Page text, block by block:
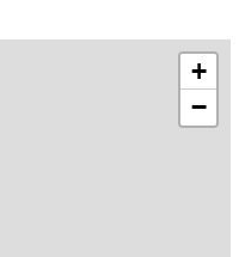
+
−